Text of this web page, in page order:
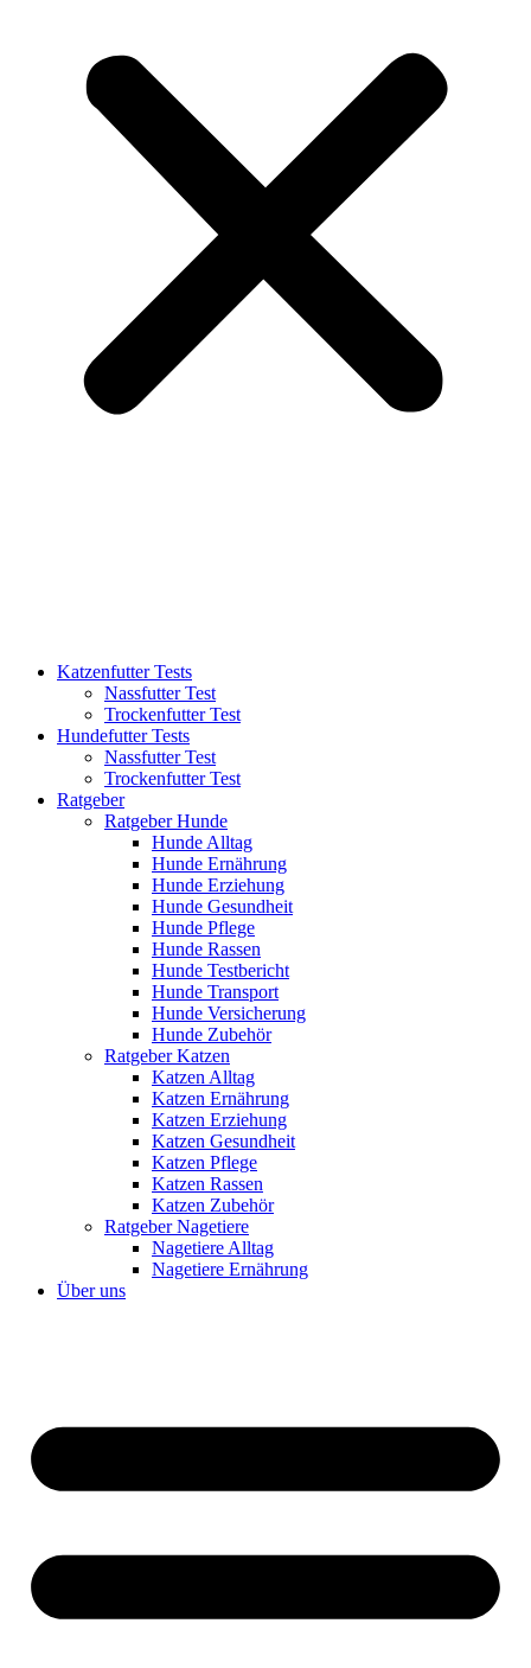
Katzenfutter Tests
Nassfutter Test
Trockenfutter Test
Hundefutter Tests
Nassfutter Test
Trockenfutter Test
Ratgeber
Ratgeber Hunde
Hunde Alltag
Hunde Ernährung
Hunde Erziehung
Hunde Gesundheit
Hunde Pflege
Hunde Rassen
Hunde Testbericht
Hunde Transport
Hunde Versicherung
Hunde Zubehör
Ratgeber Katzen
Katzen Alltag
Katzen Ernährung
Katzen Erziehung
Katzen Gesundheit
Katzen Pflege
Katzen Rassen
Katzen Zubehör
Ratgeber Nagetiere
Nagetiere Alltag
Nagetiere Ernährung
Über uns